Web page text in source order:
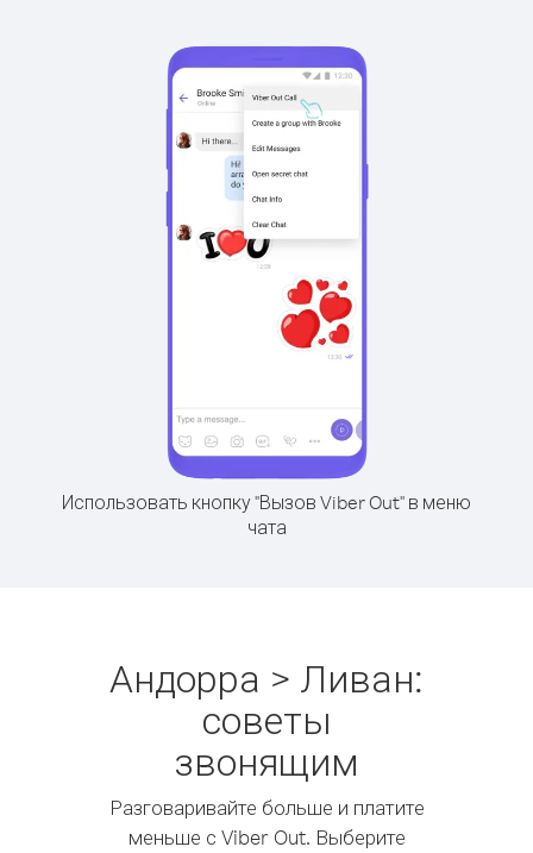
Использовать кнопку "Вызов Viber Out" в меню
чата
Андорра > Ливан:
советы
звонящим
Разговаривайте больше и платите
меньше с Viber Out. Выберите